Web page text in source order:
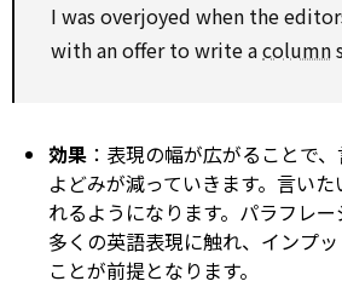
I was overjoyed when the
with an offer to write acolumn
効果 ：表現の幅が広がることで
よどみが減っていきます。言い
れるようになります。パラフレ
多くの英語表現に触れ、インプ
ことが前提となります。